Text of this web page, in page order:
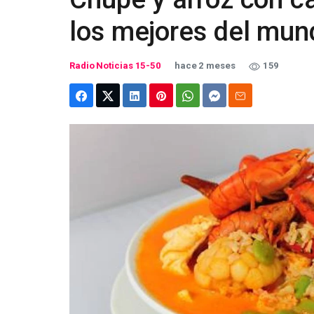
los mejores del
Radio Noticias 15-50 hace 2 meses 159